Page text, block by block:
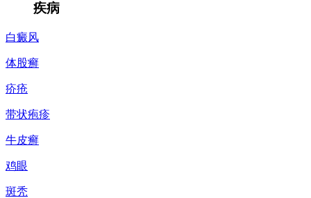
疾病
白癜风
体股癣
疥疮
带状疱疹
牛皮癣
鸡眼
斑秃